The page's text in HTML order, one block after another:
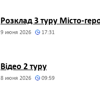
Розклад 3 туру Місто-
9 июня 2026 17:31
Відео 2 туру
8 июня 2026 09:59